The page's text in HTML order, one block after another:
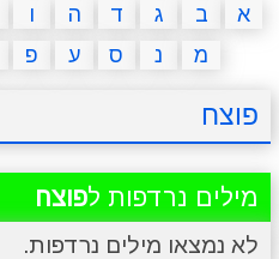
איש תלוי מדריכים
יצירה משחקי בנות
א ב ג ד ה ו
מ
נ ס ע פ
פוצח
מילים נרדפות לפוצח
לא נמצאו מילים נרדפות.